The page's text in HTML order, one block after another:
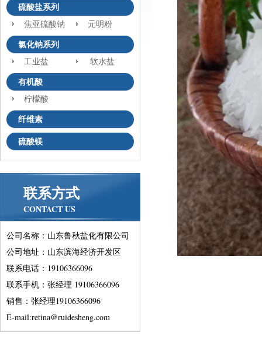
硫酸盐系列
焦亚硫酸钠 元明粉
氯化钠系列
工业盐 软水盐
有机酸
柠檬酸
纤维素
硫酸镁
联系方式
CONTACT US
公司名称：山东鲁秋盐化有限公司
公司地址：山东滨海经济开发区
联系电话：19106366096
联系手机：张经理 19106366096
销售：张经理19106366096
E-mail:retina@ruidesheng.com